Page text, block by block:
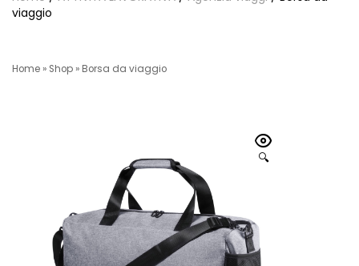
viaggio
Home » Shop » Borsa da viaggio
🔍